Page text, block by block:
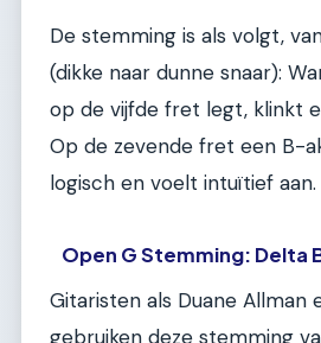
De stemming is als volgt,
(dikke naar dunne snaar):
op de vijfde fret legt, klinkt
Op de zevende fret een B-
logisch en voelt intuïtief aan.
Open G Stemming: Delta
Gitaristen als Duane Allman
gebruiken deze stemming